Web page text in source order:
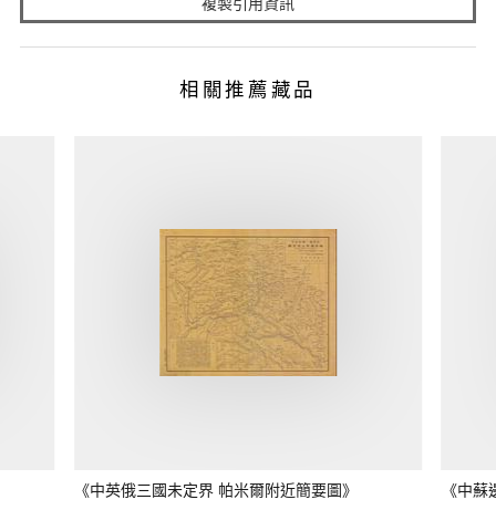
相關推薦藏品
《中英俄三國未定界 帕米爾附近簡要圖》 《中